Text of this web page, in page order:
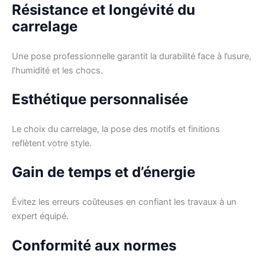
Résistance et longévité du
carrelage
Une pose professionnelle garantit la durabilité face à l’usure,
l’humidité et les chocs.
Esthétique personnalisée
Le choix du carrelage, la pose des motifs et finitions
reflètent votre style.
Gain de temps et d’énergie
Évitez les erreurs coûteuses en confiant les travaux à un
expert équipé.
Conformité aux normes